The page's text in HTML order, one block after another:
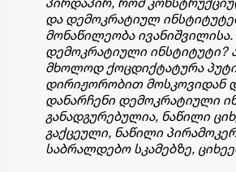
და დემოკრატიულ
მონაწილეობა
დემოკრატიული ინსტიტუტი?
მხოლოდ ქოცდიქტატურა
დირიჟორობით მოსკოვიდან
დანარჩენი დემოკრატიული
განადგურებულია, ნაწილი
გაქცეული, ნაწილი
საბრალდებო სკამებზე,